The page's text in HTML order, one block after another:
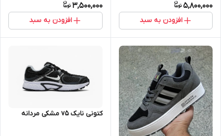
5,800,000
افزودن به سبد
3,500,000
افزودن به سبد
کتونی نایک v5 مشکی مردانه